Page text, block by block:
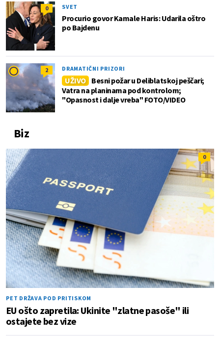
0 SVET
Procurio govor Kamale Haris: Udarila oštro
po Bajdenu
2 DRAMATIČNI PRIZORI
UŽIVO
Besni požar u Deliblatskoj peščari;
Vatra na planinama pod kontrolom;
"Opasnost i dalje vreba" FOTO/VIDEO
Biz
0
PET DRŽAVA POD PRITISKOM
EU ošto zapretila: Ukinite "zlatne pasoše" ili
ostajete bez vize